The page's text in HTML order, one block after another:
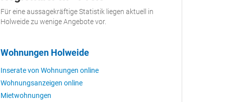
Für eine aussagekräftige Statistik liegen aktuell in
Holweide zu wenige Angebote vor.
Wohnungen Holweide
Inserate von Wohnungen online
Wohnungsanzeigen online
Mietwohnungen